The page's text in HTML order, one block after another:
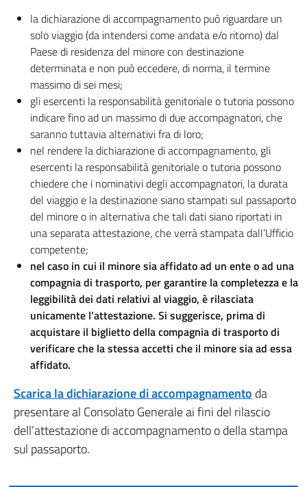
la dichiarazione di accompagnamento può riguardare un
solo viaggio (da intendersi come andata e/o ritorno) dal
Paese di residenza del minore con destinazione
determinata e non può eccedere, di norma, il termine
massimo di sei mesi;
gli esercenti la responsabilità genitoriale o tutoria possono
indicare fino ad un massimo di due accompagnatori, che
saranno tuttavia alternativi fra di loro;
nel rendere la dichiarazione di accompagnamento, gli
esercenti la responsabilità genitoriale o tutoria possono
chiedere che i nominativi degli accompagnatori, la durata
del viaggio e la destinazione siano stampati sul passaporto
del minore o in alternativa che tali dati siano riportati in
una separata attestazione, che verrà stampata dall’Ufficio
competente;
nel caso in cui il minore sia affidato ad un ente o ad una
compagnia di trasporto, per garantire la completezza e la
leggibilità dei dati relativi al viaggio, è rilasciata
unicamente l’attestazione. Si suggerisce, prima di
acquistare il biglietto della compagnia di trasporto di
verificare che la stessa accetti che il minore sia ad essa
affidato.
Scarica la dichiarazione di accompagnamento da
presentare al Consolato Generale ai fini del rilascio
dell’attestazione di accompagnamento o della stampa
sul passaporto.